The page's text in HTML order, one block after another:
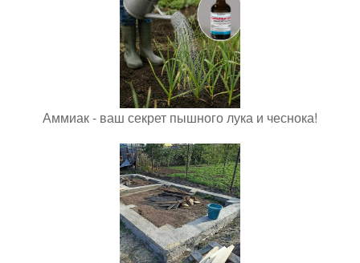
Аммиак - ваш секрет пышного лука и чеснока!